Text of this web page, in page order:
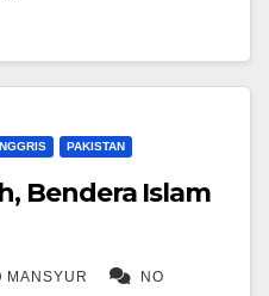
PAKISTAN
Bendera Islam
MANSYUR NO